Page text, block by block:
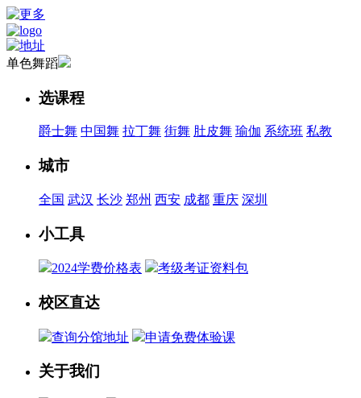
单色舞蹈
选课程
爵士舞 中国舞 拉丁舞 街舞 肚皮舞 瑜伽 系统班 私教
城市
全国 武汉 长沙 郑州 西安 成都 重庆 深圳
小工具
2024学费价格表 考级考证资料包
校区直达
查询分馆地址 申请免费体验课
关于我们